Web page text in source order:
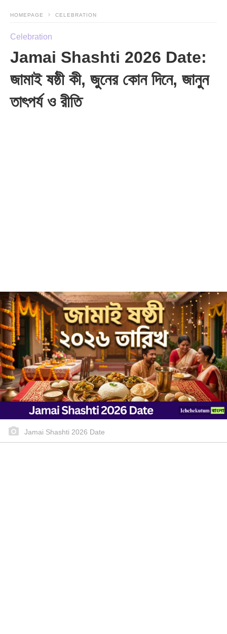
HOMEPAGE CELEBRATION
Celebration
Jamai Shashti 2026 Date:
জামাই ষষ্ঠী কী, জুনের কোন দিনে, জানুন
তাৎপর্য ও রীতি
Jamai Shashti 2026 Date